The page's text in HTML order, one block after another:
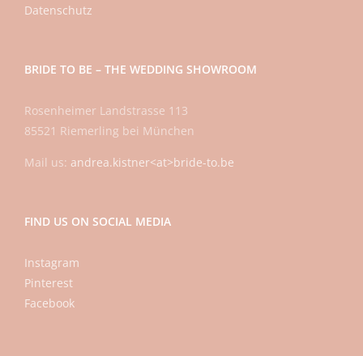
Datenschutz
BRIDE TO BE – THE WEDDING SHOWROOM
Rosenheimer Landstrasse 113
85521 Riemerling bei München
Mail us: andrea.kistner<at>bride-to.be
FIND US ON SOCIAL MEDIA
Instagram
Pinterest
Facebook